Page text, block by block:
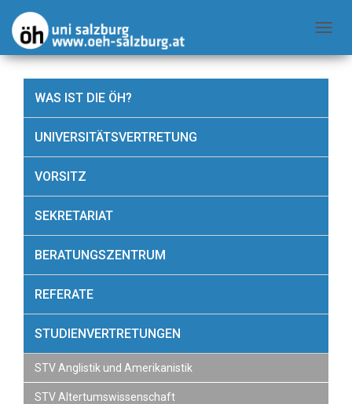
WAS IST DIE ÖH?
UNIVERSITÄTSVERTRETUNG
VORSITZ
SEKRETARIAT
BERATUNGSZENTRUM
REFERATE
STUDIENVERTRETUNGEN
STV Anglistik und Amerikanistik
STV Altertumswissenschaft